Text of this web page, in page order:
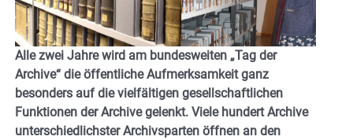
Alle zwei Jahre wird am bundesweiten „Tag der
Archive“ die öffentliche Aufmerksamkeit ganz
besonders auf die vielfältigen gesellschaftlichen
Funktionen der Archive gelenkt. Viele hundert Archive
unterschiedlichster Archivsparten öffnen an den